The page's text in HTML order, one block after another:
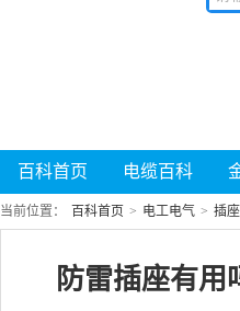
百科首页 电缆百科
当前位置： 百科首页 > 电工电气 > 插座
防雷插座有用